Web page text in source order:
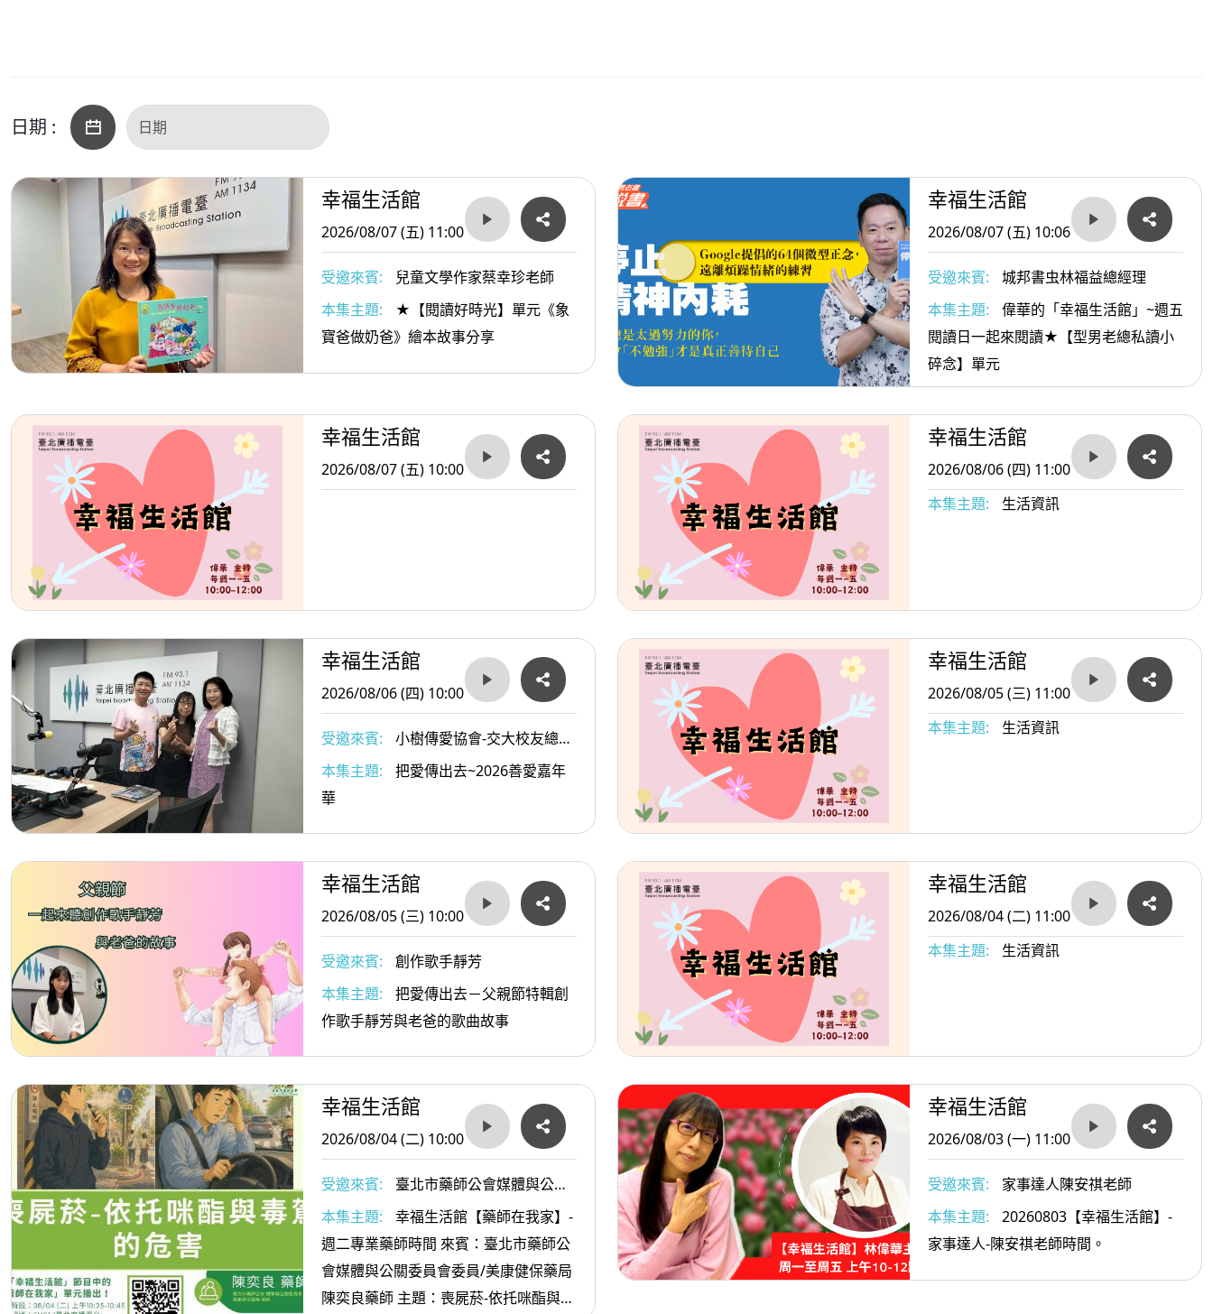
日期 :
幸福生活館
2026/08/07 (五) 11:00
受邀來賓:
兒童文學作家蔡幸珍老師
本集主題:
★【閱讀好時光】單元《象
寶爸做奶爸》繪本故事分享
幸福生活館
2026/08/07 (五) 10:06
受邀來賓:
城邦書虫林福益總經理
本集主題:
偉華的「幸福生活館」~週五
閱讀日一起來閱讀★【型男老總私讀小
碎念】單元
幸福生活館
2026/08/07 (五) 10:00
幸福生活館
2026/08/06 (四) 11:00
本集主題:
生活資訊
幸福生活館
2026/08/06 (四) 10:00
受邀來賓:
小樹傳愛協會-交大校友總會
執行長/小樹傳愛協會副理事長/陳俊秀
與小樹傳愛協會發起人戴惠貞Dammy老
本集主題:
把愛傳出去~2026善愛嘉年
華
幸福生活館
2026/08/05 (三) 11:00
本集主題:
生活資訊
幸福生活館
2026/08/05 (三) 10:00
受邀來賓:
創作歌手靜芳
本集主題:
把愛傳出去－父親節特輯創
作歌手靜芳與老爸的歌曲故事
幸福生活館
2026/08/04 (二) 11:00
本集主題:
生活資訊
幸福生活館
2026/08/04 (二) 10:00
受邀來賓:
臺北市藥師公會媒體與公關
委員會委員/美康健保藥局陳奕良藥師
本集主題:
幸福生活館【藥師在我家】-
週二專業藥師時間 來賓：臺北市藥師公
會媒體與公關委員會委員/美康健保藥局
陳奕良藥師 主題：喪屍菸-依托咪酯與毒
幸福生活館
2026/08/03 (一) 11:00
受邀來賓:
家事達人陳安祺老師
本集主題:
20260803【幸福生活館】-
家事達人-陳安祺老師時間。